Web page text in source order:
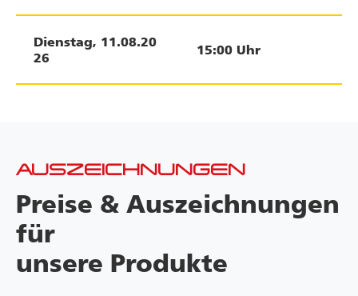
Dienstag, 11.08.20
26
15:00 Uhr
AUSZEICHNUNGEN
Preise & Auszeichnungen
für
unsere Produkte